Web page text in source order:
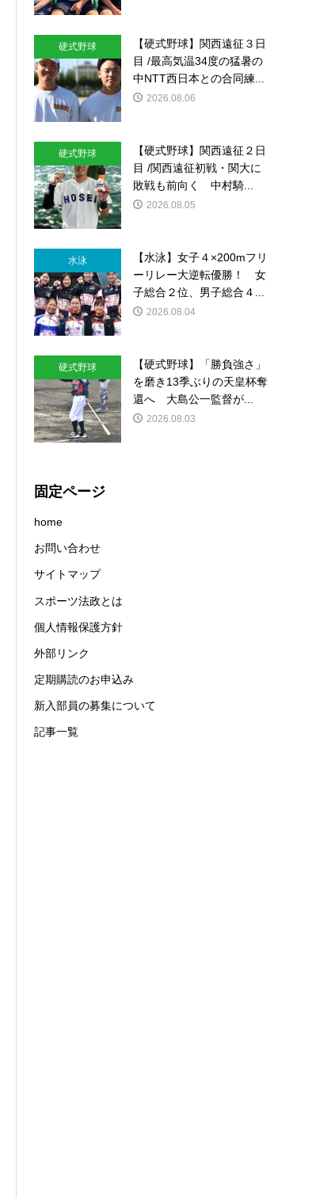
硬式野球
【硬式野球】関西遠征３日
目 /最高気温34度の猛暑の
中NTT西日本との合同練...
2026.08.06
硬式野球
【硬式野球】関西遠征２日
目 /関西遠征初戦・関大に
敗戦も前向く 中村騎...
2026.08.05
水泳
【水泳】女子４×200mフリ
ーリレー大逆転優勝！ 女
子総合２位、男子総合４...
2026.08.04
硬式野球
【硬式野球】「勝負強さ」
を磨き13季ぶりの天皇杯奪
還へ 大島公一監督が...
2026.08.03
固定ページ
home
お問い合わせ
サイトマップ
スポーツ法政とは
個人情報保護方針
外部リンク
定期購読のお申込み
新入部員の募集について
記事一覧